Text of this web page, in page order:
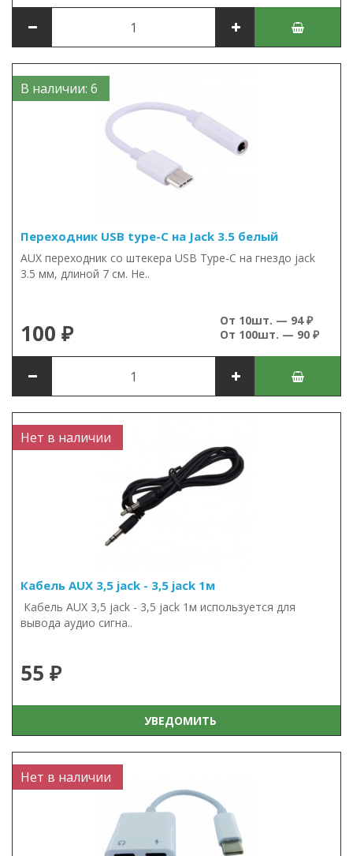
В наличии: 6
Переходник USB type-C на Jack 3.5 белый
AUX переходник со штекера USB Type-C на гнездо jack
3.5 мм, длиной 7 см. Не..
100 ₽
От 10шт. — 94 ₽
От 100шт. — 90 ₽
Нет в наличии
Кабель AUX 3,5 jack - 3,5 jack 1м
Кабель AUX 3,5 jack - 3,5 jack 1м используется для
вывода аудио сигна..
55 ₽
УВЕДОМИТЬ
Нет в наличии